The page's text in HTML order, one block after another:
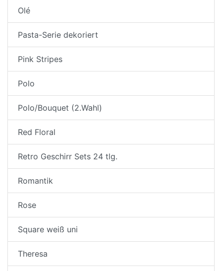
Olé
Pasta-Serie dekoriert
Pink Stripes
Polo
Polo/Bouquet (2.Wahl)
Red Floral
Retro Geschirr Sets 24 tlg.
Romantik
Rose
Square weiß uni
Theresa